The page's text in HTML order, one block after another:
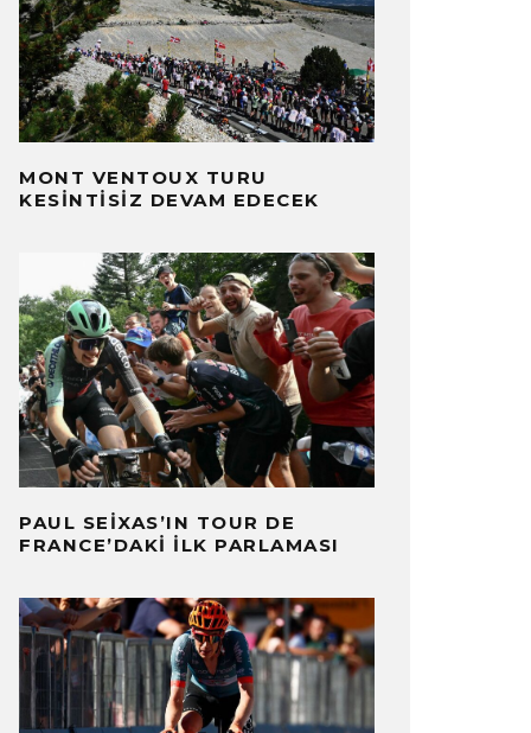
MONT VENTOUX TURU
KESINTISIZ DEVAM EDECEK
PAUL SEIXAS’IN TOUR DE
FRANCE’DAKI İLK PARLAMASI